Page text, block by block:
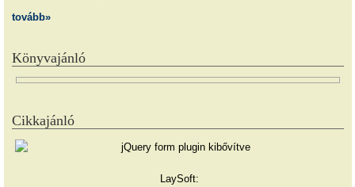
tovább»
Könyvajánló
Cikkajánló
LaySoft: